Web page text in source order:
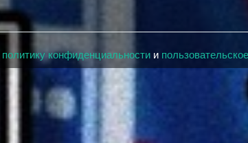
политику конфиденциальности и